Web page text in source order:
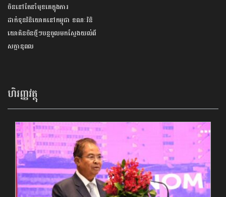
ចិននៅតែនាំមុខ​គេក្នុងការ
ដាក់ទុនវិនិយោគនៅកម្ពុជា​ ខណៈវិនិ
យោគិន​ចិនថ្មីៗបន្ត​ចូលមក​ស្វែងយល់ពី
សក្ដានុពល​
ហិរញ្ញវត្ថុ